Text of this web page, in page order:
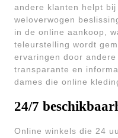
andere klanten helpt
weloverwogen
in de online aankoop,
teleurstelling wordt
ervaringen door
transparante en
dames die online
24/7
Online winkels die 24